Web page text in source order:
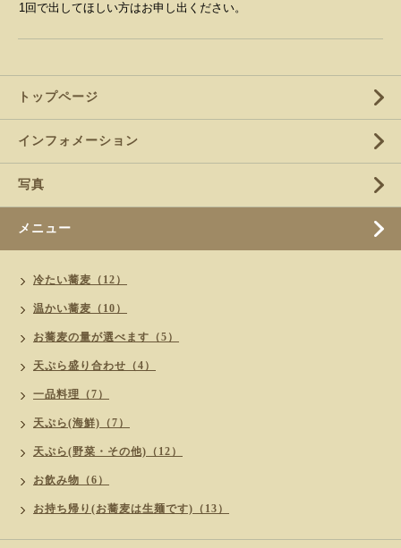
1回で出してほしい方はお申し出ください。
トップページ
インフォメーション
写真
メニュー
冷たい蕎麦（12）
温かい蕎麦（10）
お蕎麦の量が選べます（5）
天ぷら盛り合わせ（4）
一品料理（7）
天ぷら(海鮮)（7）
天ぷら(野菜・その他)（12）
お飲み物（6）
お持ち帰り(お蕎麦は生麺です)（13）